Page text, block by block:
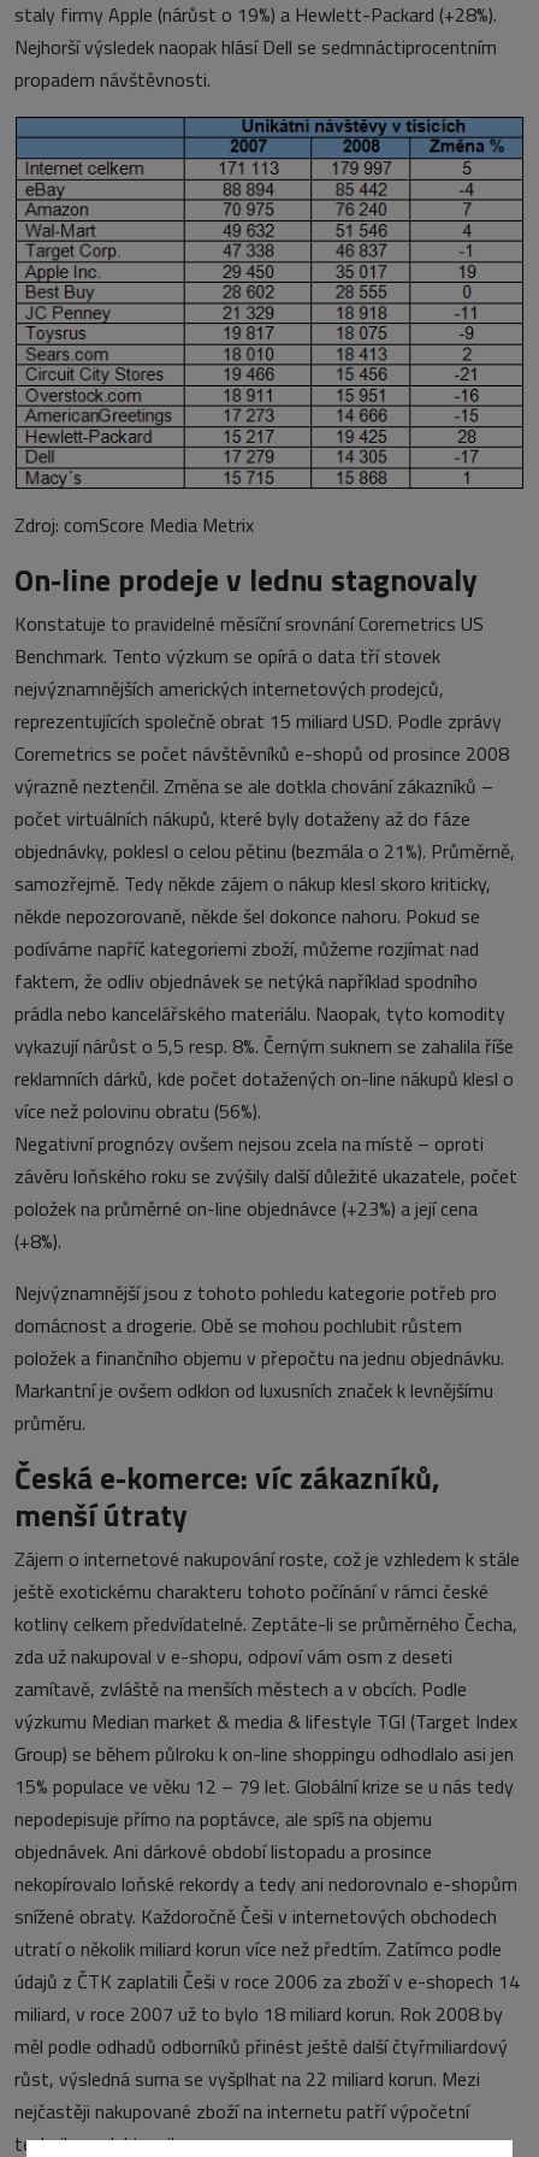
staly firmy Apple (nárůst o 19%) a Hewlett-Packard (+28%).
Nejhorší výsledek naopak hlásí Dell se sedmnáctiprocentním
propadem návštěvnosti.
Zdroj: comScore Media Metrix
On-line prodeje v lednu stagnovaly
Konstatuje to pravidelné měsíční srovnání Coremetrics US
Benchmark. Tento výzkum se opírá o data tří stovek
nejvýznamnějších amerických internetových prodejců,
reprezentujících společně obrat 15 miliard USD. Podle zprávy
Coremetrics se počet návštěvníků e-shopů od prosince 2008
výrazně neztenčil. Změna se ale dotkla chování zákazníků –
počet virtuálních nákupů, které byly dotaženy až do fáze
objednávky, poklesl o celou pětinu (bezmála o 21%). Průměrně,
samozřejmě. Tedy někde zájem o nákup klesl skoro kriticky,
někde nepozorovaně, někde šel dokonce nahoru. Pokud se
podíváme napříč kategoriemi zboží, můžeme rozjímat nad
faktem, že odliv objednávek se netýká například spodního
prádla nebo kancelářského materiálu. Naopak, tyto komodity
vykazují nárůst o 5,5 resp. 8%. Černým suknem se zahalila říše
reklamních dárků, kde počet dotažených on-line nákupů klesl o
více než polovinu obratu (56%).
Negativní prognózy ovšem nejsou zcela na místě – oproti
závěru loňského roku se zvýšily další důležité ukazatele, počet
položek na průměrné on-line objednávce (+23%) a její cena
(+8%).
Nejvýznamnější jsou z tohoto pohledu kategorie potřeb pro
domácnost a drogerie. Obě se mohou pochlubit růstem
položek a finančního objemu v přepočtu na jednu objednávku.
Markantní je ovšem odklon od luxusních značek k levnějšímu
průměru.
Česká e-komerce: víc zákazníků,
menší útraty
Zájem o internetové nakupování roste, což je vzhledem k stále
ještě exotickému charakteru tohoto počínání v rámci české
kotliny celkem předvídatelné. Zeptáte-li se průměrného Čecha,
zda už nakupoval v e-shopu, odpoví vám osm z deseti
zamítavě, zvláště na menších městech a v obcích. Podle
výzkumu Median market & media & lifestyle TGI (Target Index
Group) se během půlroku k on-line shoppingu odhodlalo asi jen
15% populace ve věku 12 – 79 let. Globální krize se u nás tedy
nepodepisuje přímo na poptávce, ale spíš na objemu
objednávek. Ani dárkové období listopadu a prosince
nekopírovalo loňské rekordy a tedy ani nedorovnalo e-shopům
snížené obraty. Každoročně Češi v internetových obchodech
utratí o několik miliard korun více než předtím. Zatímco podle
údajů z ČTK zaplatili Češi v roce 2006 za zboží v e-shopech 14
miliard, v roce 2007 už to bylo 18 miliard korun. Rok 2008 by
měl podle odhadů odborníků přinést ještě další čtyřmiliardový
růst, výsledná suma se vyšplhat na 22 miliard korun. Mezi
nejčastěji nakupované zboží na internetu patří výpočetní
technika a elektronika.